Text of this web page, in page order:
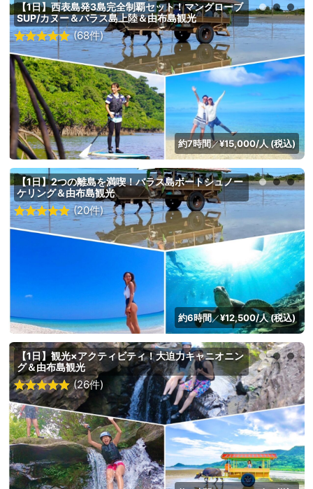
【1日】西表島発3島完全制覇セット！マングローブ
SUP/カヌー＆バラス島上陸＆由布島観光
(68件)
約7時間／¥15,000/人 (税込)
【1日】2つの離島を満喫！バラス島ボートシュノー
ケリング＆由布島観光
(20件)
約6時間／¥12,500/人 (税込)
【1日】観光×アクティビティ！大迫力キャニオニン
グ＆由布島観光
(26件)